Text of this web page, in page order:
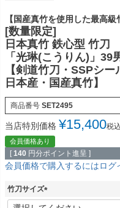
【国産真竹を使用した最高級
[数量限定]
日本真竹 鉄心型 竹刀
「光琳(こうりん)」39
【剣道竹刀・SSPシ
日本産・国産真竹】
商品番号 SET2495
当店特別価格 ¥15,400税込
会員価格あり
[ 140 円分ポイント進呈 ]
会員価格で購入するにはログ
竹刀サイズ
(